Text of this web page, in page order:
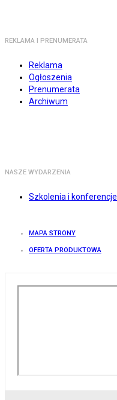
REKLAMA I PRENUMERATA
Reklama
Ogłoszenia
Prenumerata
Archiwum
NASZE WYDARZENIA
Szkolenia i konferencje
MAPA STRONY
OFERTA PRODUKTOWA